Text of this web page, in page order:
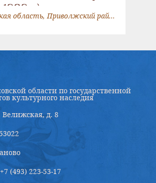
г.)
Ивановская область, Приволжский район, ул. К. Маркса, д.1
области по государственной
культурного наследия
Велижская, д. 8
+7 (493) 223-53-17